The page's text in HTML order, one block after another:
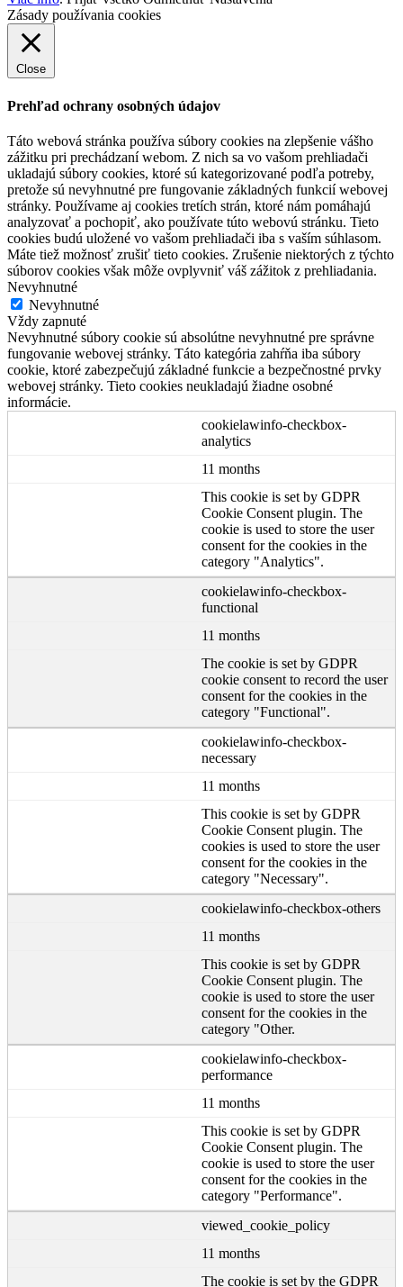
Zásady používania cookies
Close
Prehľad ochrany osobných údajov
Táto webová stránka používa súbory cookies na zlepšenie vášho
zážitku pri prechádzaní webom. Z nich sa vo vašom prehliadači
ukladajú súbory cookies, ktoré sú kategorizované podľa potreby,
pretože sú nevyhnutné pre fungovanie základných funkcií webovej
stránky. Používame aj cookies tretích strán, ktoré nám pomáhajú
analyzovať a pochopiť, ako používate túto webovú stránku. Tieto
cookies budú uložené vo vašom prehliadači iba s vaším súhlasom.
Máte tiež možnosť zrušiť tieto cookies. Zrušenie niektorých z týchto
súborov cookies však môže ovplyvniť váš zážitok z prehliadania.
Nevyhnutné
Nevyhnutné
Vždy zapnuté
Nevyhnutné súbory cookie sú absolútne nevyhnutné pre správne
fungovanie webovej stránky. Táto kategória zahŕňa iba súbory
cookie, ktoré zabezpečujú základné funkcie a bezpečnostné prvky
webovej stránky. Tieto cookies neukladajú žiadne osobné
informácie.
cookielawinfo-checkbox-
analytics
11 months
This cookie is set by GDPR
Cookie Consent plugin. The
cookie is used to store the user
consent for the cookies in the
category "Analytics".
cookielawinfo-checkbox-
functional
11 months
The cookie is set by GDPR
cookie consent to record the user
consent for the cookies in the
category "Functional".
cookielawinfo-checkbox-
necessary
11 months
This cookie is set by GDPR
Cookie Consent plugin. The
cookies is used to store the user
consent for the cookies in the
category "Necessary".
cookielawinfo-checkbox-others
11 months
This cookie is set by GDPR
Cookie Consent plugin. The
cookie is used to store the user
consent for the cookies in the
category "Other.
cookielawinfo-checkbox-
performance
11 months
This cookie is set by GDPR
Cookie Consent plugin. The
cookie is used to store the user
consent for the cookies in the
category "Performance".
viewed_cookie_policy
11 months
The cookie is set by the GDPR